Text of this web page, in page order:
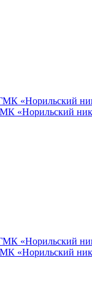
«Норильский
«Норильский
«Норильский
«Норильский